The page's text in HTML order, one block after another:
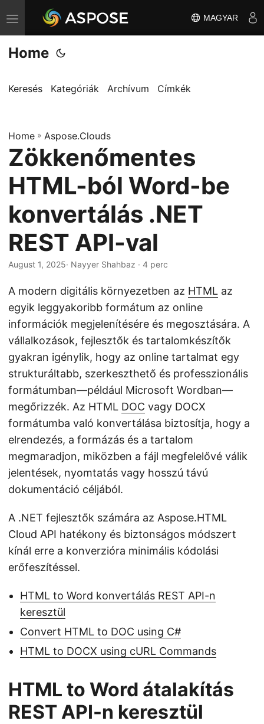
T
o
g
l
a
v
i
g
t
i
o
n
MAGYAR
Home
Keresés Kategóriák Archívum Címkék
Home » Aspose.Clouds
Zökkenőmentes
HTML-ból Word-be
konvertálás .NET
REST API-val
August 1, 2025· Nayyer Shahbaz · 4 perc
A modern digitális környezetben az HTML az
egyik leggyakoribb formátum az online
információk megjelenítésére és megosztására. A
vállalkozások, fejlesztők és tartalomkészítők
gyakran igénylik, hogy az online tartalmat egy
strukturáltabb, szerkeszthető és professzionális
formátumban—például Microsoft Wordban—
megőrizzék. Az HTML DOC vagy DOCX
formátumba való konvertálása biztosítja, hogy a
elrendezés, a formázás és a tartalom
megmaradjon, miközben a fájl megfelelővé válik
jelentések, nyomtatás vagy hosszú távú
dokumentáció céljából.
A .NET fejlesztők számára az Aspose.HTML
Cloud API hatékony és biztonságos módszert
kínál erre a konverzióra minimális kódolási
erőfeszítéssel.
HTML to Word konvertálás REST API-n
keresztül
Convert HTML to DOC using C#
HTML to DOCX using cURL Commands
HTML to Word átalakítás
REST API-n keresztül